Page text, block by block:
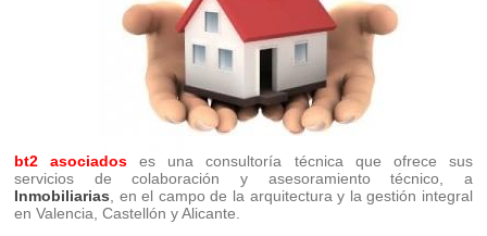
bt2 asociados es una consultoría técnica que ofrece sus
servicios de colaboración y asesoramiento técnico, a
Inmobiliarias , en el campo de la arquitectura y la gestión integral
en Valencia, Castellón y Alicante.